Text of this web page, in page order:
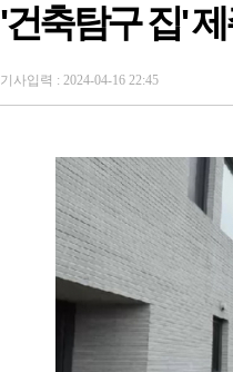
'건축탐구 집'
기사입력 : 2024-04-16 22:45